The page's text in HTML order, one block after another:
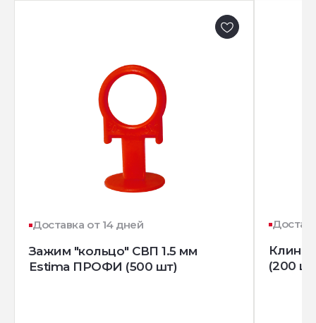
Доставка от 14 дней
Зажим "кольцо" СВП 1.5 мм
Estima ПРОФИ (500 шт)
Клин
(200